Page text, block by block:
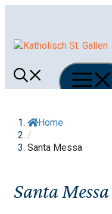
Home
/
Santa Messa
Santa Messa